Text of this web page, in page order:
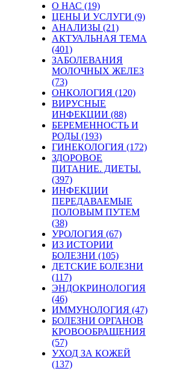
О НАС (19)
ЦЕНЫ И УСЛУГИ (9)
АНАЛИЗЫ (21)
АКТУАЛЬНАЯ ТЕМА
(401)
ЗАБОЛЕВАНИЯ
МОЛОЧНЫХ ЖЕЛЕЗ
(73)
ОНКОЛОГИЯ (120)
ВИРУСНЫЕ
ИНФЕКЦИИ (88)
БЕРЕМЕННОСТЬ И
РОДЫ (193)
ГИНЕКОЛОГИЯ (172)
ЗДОРОВОЕ
ПИТАНИЕ. ДИЕТЫ.
(397)
ИНФЕКЦИИ
ПЕРЕДАВАЕМЫЕ
ПОЛОВЫМ ПУТЕМ
(38)
УРОЛОГИЯ (67)
ИЗ ИСТОРИИ
БОЛЕЗНИ (105)
ДЕТСКИЕ БОЛЕЗНИ
(117)
ЭНДОКРИНОЛОГИЯ
(46)
ИММУНОЛОГИЯ (47)
БОЛЕЗНИ ОРГАНОВ
КРОВООБРАЩЕНИЯ
(57)
УХОД ЗА КОЖЕЙ
(137)